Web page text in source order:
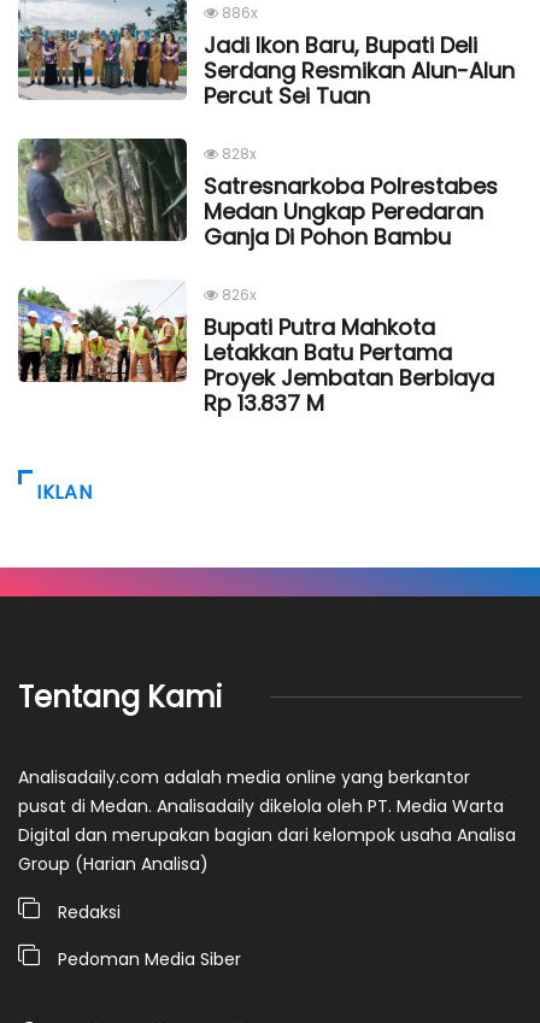
886x
Jadi Ikon Baru, Bupati Deli
Serdang Resmikan Alun-Alun
Percut Sei Tuan
828x
Satresnarkoba Polrestabes
Medan Ungkap Peredaran
Ganja Di Pohon Bambu
826x
Bupati Putra Mahkota
Letakkan Batu Pertama
Proyek Jembatan Berbiaya
Rp 13.837 M
IKLAN
Tentang Kami
Analisadaily.com adalah media online yang berkantor
pusat di Medan. Analisadaily dikelola oleh PT. Media Warta
Digital dan merupakan bagian dari kelompok usaha Analisa
Group (Harian Analisa)
Redaksi
Pedoman Media Siber